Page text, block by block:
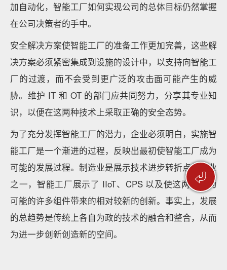
⏎
加自动化，智能工厂如何实现公司的总体目标仍然掌握
在公司决策者的手中。
安全解决方案使智能工厂的准备工作更加完善，这些解
决方案必须紧密集成到设施的设计中，以支持向智能工
厂的过渡，而不会受到更广泛的攻击面可能产生的威
胁。维护 IT 和 OT 的部门应共同努力，分享其专业知
识，以便在这两种技术上采取正确的安全态势。
为了充分发挥智能工厂的潜力，企业必须明白，实施智
能工厂是一个渐进的过程，反映出最初使智能工厂成为
可能的发展过程。制造业是展示技术进步转折点的行业
之一，智能工厂展示了 IIoT、CPS 以及使这两者成为
可能的许多组件带来的相对较新的创新。事实上，发展
的总趋势是传统上各自为政的技术的融合和整合，从而
为进一步创新创造新的空间。